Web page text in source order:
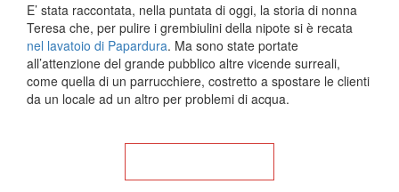
E’ stata raccontata, nella puntata di oggi, la storia di nonna
Teresa che, per pulire i grembiulini della nipote si è recata
nel lavatoio di Papardura. Ma sono state portate
all’attenzione del grande pubblico altre vicende surreali,
come quella di un parrucchiere, costretto a spostare le clienti
da un locale ad un altro per problemi di acqua.